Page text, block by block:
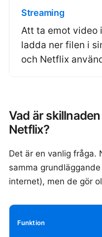
Streaming
Att ta emot video
ladda ner filen i
och Netflix
Vad är
Netflix?
Det är en vanlig fråga.
samma
internet), men de gör
Funktion